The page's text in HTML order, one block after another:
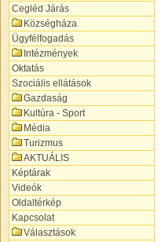
Cegléd Járás
Községháza
Ügyfélfogadás
Intézmények
Oktatás
Szociális ellátások
Gazdaság
Kultúra - Sport
Média
Turizmus
AKTUÁLIS
Képtárak
Videók
Oldaltérkép
Kapcsolat
Választások